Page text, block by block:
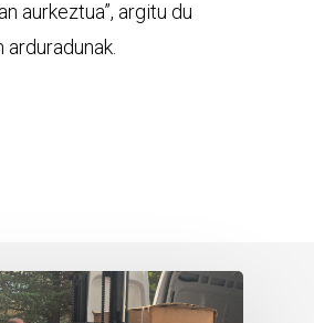
aurkeztua”, argitu du